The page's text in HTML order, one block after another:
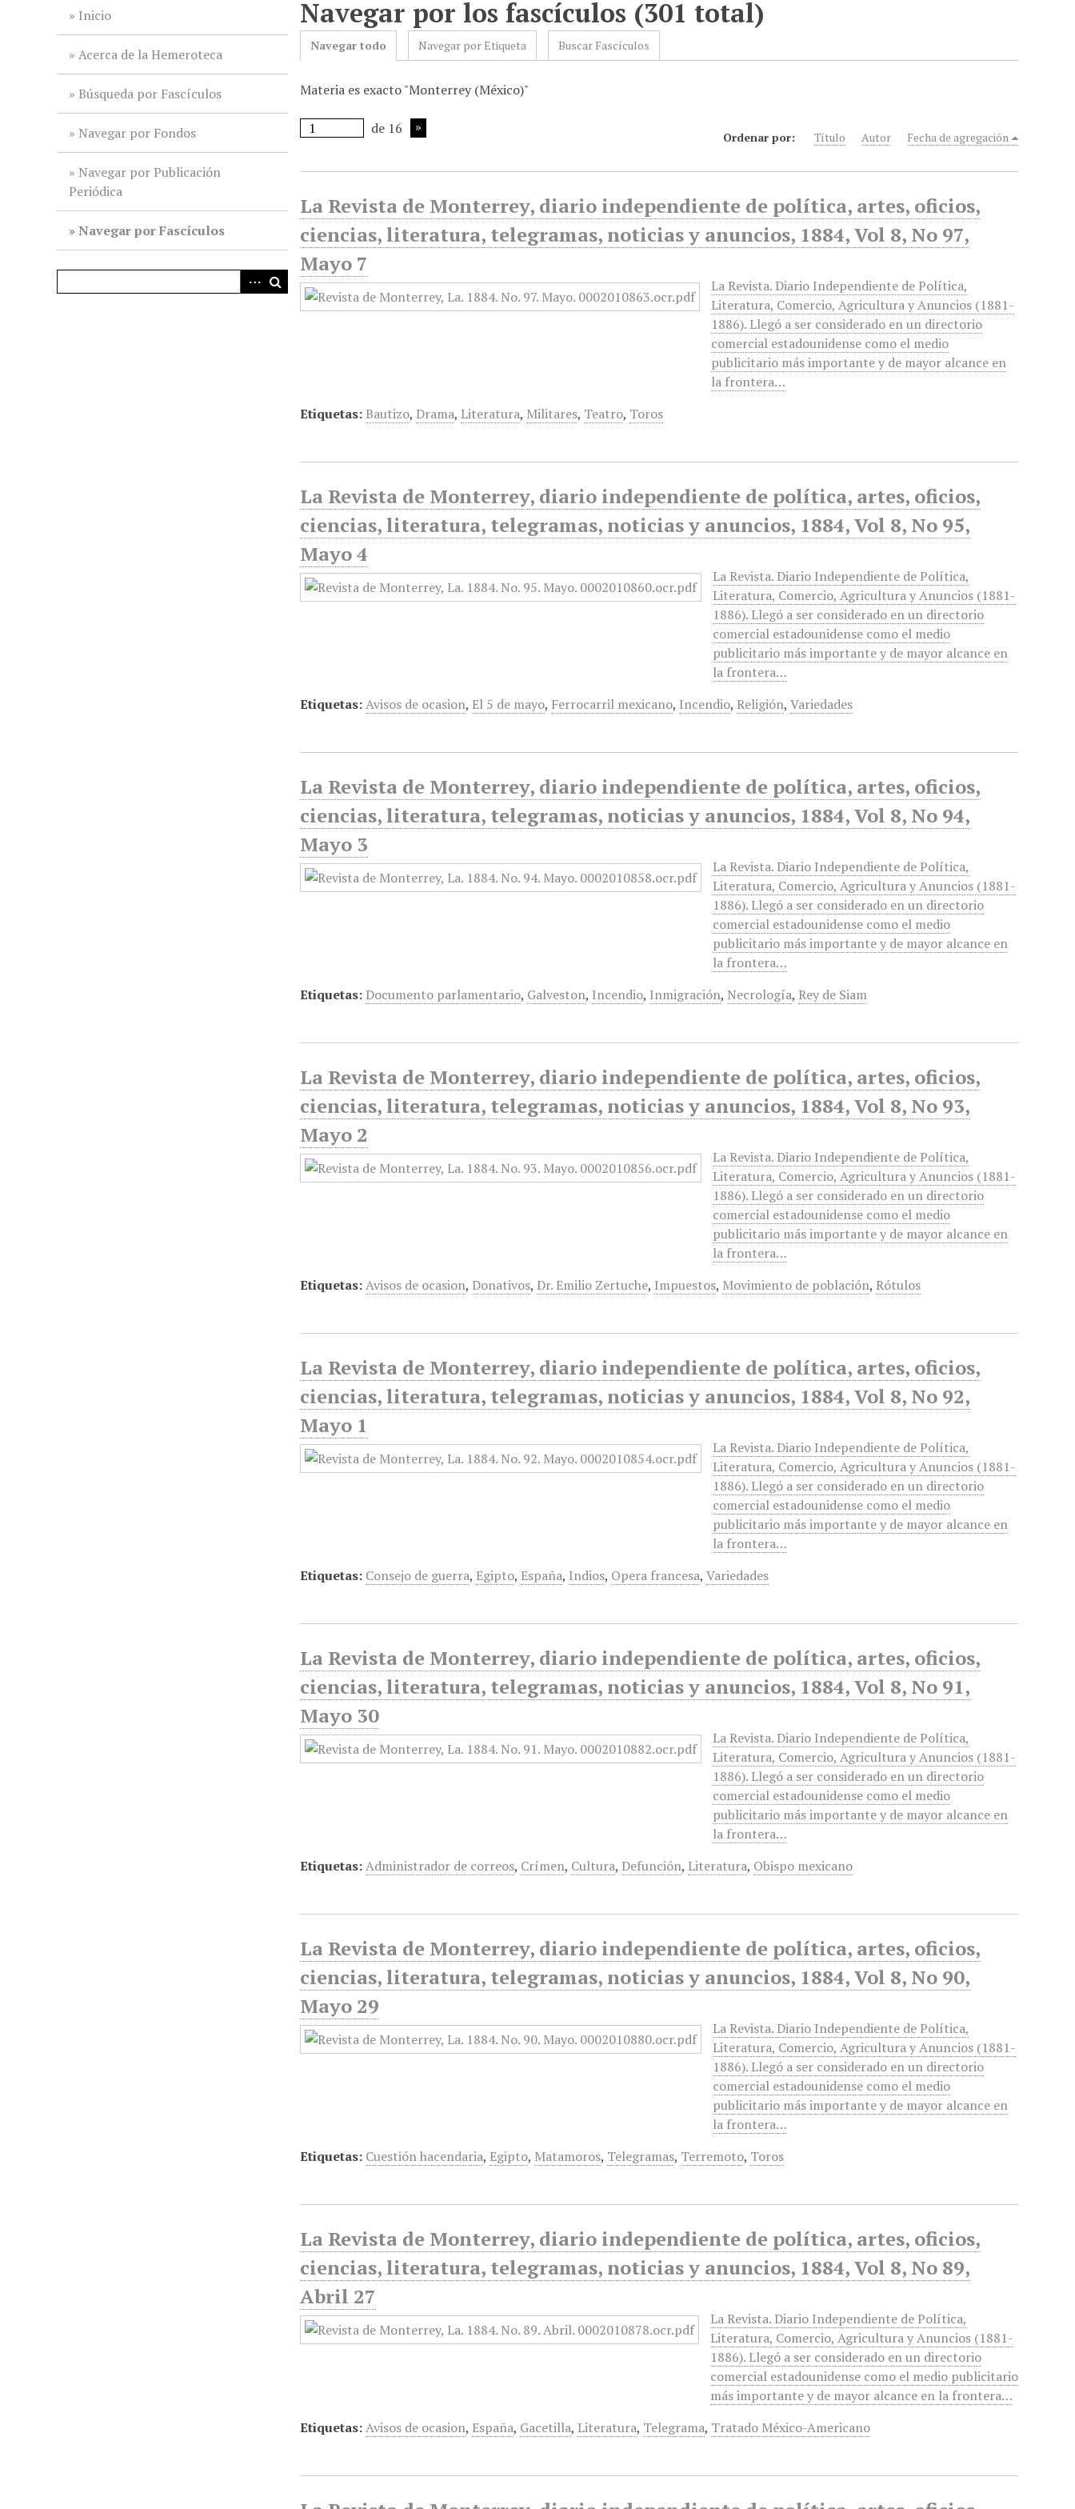
Inicio
Acerca de la Hemeroteca
Búsqueda por Fascículos
Navegar por Fondos
Navegar por Publicación
Periódica
Navegar por Fascículos
Navegar por los fascículos (301 total)
Navegar todo Navegar por Etiqueta Buscar Fascículos
Materia es exacto "Monterrey (México)"
de 16
Ordenar por: Título Autor Fecha de agregación
La Revista de Monterrey, diario independiente de política, artes, oficios,
ciencias, literatura, telegramas, noticias y anuncios, 1884, Vol 8, No 97,
Mayo 7
La Revista. Diario Independiente de Política,
Literatura, Comercio, Agricultura y Anuncios (1881-
1886). Llegó a ser considerado en un directorio
comercial estadounidense como el medio
publicitario más importante y de mayor alcance en
la frontera…
Etiquetas: Bautizo, Drama, Literatura, Militares, Teatro, Toros
La Revista de Monterrey, diario independiente de política, artes, oficios,
ciencias, literatura, telegramas, noticias y anuncios, 1884, Vol 8, No 95,
Mayo 4
La Revista. Diario Independiente de Política,
Literatura, Comercio, Agricultura y Anuncios (1881-
1886). Llegó a ser considerado en un directorio
comercial estadounidense como el medio
publicitario más importante y de mayor alcance en
la frontera…
Etiquetas:Avisos de ocasion, El 5 de mayo, Ferrocarril mexicano, Incendio, Religión,Variedades
La Revista de Monterrey, diario independiente de política, artes, oficios,
ciencias, literatura, telegramas, noticias y anuncios, 1884, Vol 8, No 94,
Mayo 3
La Revista. Diario Independiente de Política,
Literatura, Comercio, Agricultura y Anuncios (1881-
1886). Llegó a ser considerado en un directorio
comercial estadounidense como el medio
publicitario más importante y de mayor alcance en
la frontera…
Etiquetas: Documento parlamentario, Galveston, Incendio, Inmigración, Necrología, Rey de Siam
La Revista de Monterrey, diario independiente de política, artes, oficios,
ciencias, literatura, telegramas, noticias y anuncios, 1884, Vol 8, No 93,
Mayo 2
La Revista. Diario Independiente de Política,
Literatura, Comercio, Agricultura y Anuncios (1881-
1886). Llegó a ser considerado en un directorio
comercial estadounidense como el medio
publicitario más importante y de mayor alcance en
la frontera…
Etiquetas:Avisos de ocasion, Donativos, Dr. Emilio Zertuche, Impuestos, Movimiento de población, Rótulos
La Revista de Monterrey, diario independiente de política, artes, oficios,
ciencias, literatura, telegramas, noticias y anuncios, 1884, Vol 8, No 92,
Mayo 1
La Revista. Diario Independiente de Política,
Literatura, Comercio, Agricultura y Anuncios (1881-
1886). Llegó a ser considerado en un directorio
comercial estadounidense como el medio
publicitario más importante y de mayor alcance en
la frontera…
Etiquetas: Consejo de guerra, Egipto, España, Indios, Opera francesa,Variedades
La Revista de Monterrey, diario independiente de política, artes, oficios,
ciencias, literatura, telegramas, noticias y anuncios, 1884, Vol 8, No 91,
Mayo 30
La Revista. Diario Independiente de Política,
Literatura, Comercio, Agricultura y Anuncios (1881-
1886). Llegó a ser considerado en un directorio
comercial estadounidense como el medio
publicitario más importante y de mayor alcance en
la frontera…
Etiquetas:Administrador de correos, Crímen, Cultura, Defunción, Literatura, Obispo mexicano
La Revista de Monterrey, diario independiente de política, artes, oficios,
ciencias, literatura, telegramas, noticias y anuncios, 1884, Vol 8, No 90,
Mayo 29
La Revista. Diario Independiente de Política,
Literatura, Comercio, Agricultura y Anuncios (1881-
1886). Llegó a ser considerado en un directorio
comercial estadounidense como el medio
publicitario más importante y de mayor alcance en
la frontera…
Etiquetas: Cuestión hacendaria, Egipto, Matamoros, Telegramas, Terremoto, Toros
La Revista de Monterrey, diario independiente de política, artes, oficios,
ciencias, literatura, telegramas, noticias y anuncios, 1884, Vol 8, No 89,
Abril 27
La Revista. Diario Independiente de Política,
Literatura, Comercio, Agricultura y Anuncios (1881-
1886). Llegó a ser considerado en un directorio
comercial estadounidense como el medio publicitario
más importante y de mayor alcance en la frontera…
Etiquetas:Avisos de ocasion, España, Gacetilla, Literatura, Telegrama, Tratado México-Americano